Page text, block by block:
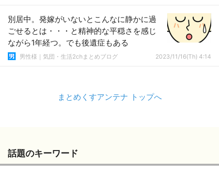
別居中。発嫁がいないとこんなに静かに過
ごせるとは・・・と精神的な平穏さを感じ
ながら1年経つ。でも後遺症もある
男性様｜気団・生活2chまとめブログ 2023/11/16(Th) 4:14
まとめくすアンテナ トップへ
話題のキーワード